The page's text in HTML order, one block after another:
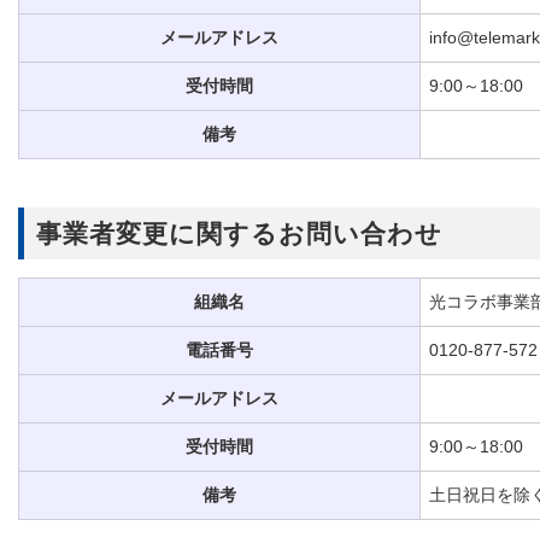
メールアドレス
受付時間 9:00～18:00
備考
事業者変更に関するお問い合わせ
組織名 光コラボ事業
電話番号 0120-877-572
メールアドレス
受付時間 9:00～18:00
備考 土日祝日を除